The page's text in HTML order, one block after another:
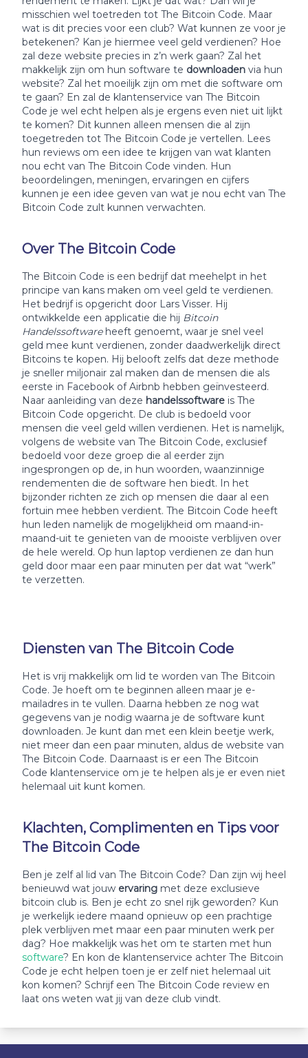
misschien wel toetreden tot The Bitcoin Code. Maar
wat is dit precies voor een club? Wat kunnen ze voor je
betekenen? Kan je hiermee veel geld verdienen? Hoe
zal deze website precies in z’n werk gaan? Zal het
makkelijk zijn om hun software te downloaden via hun
website? Zal het moeilijk zijn om met die software om
te gaan? En zal de klantenservice van The Bitcoin
Code je wel echt helpen als je ergens even niet uit lijkt
te komen? Dit kunnen alleen mensen die al zijn
toegetreden tot The Bitcoin Code je vertellen. Lees
hun reviews om een idee te krijgen van wat klanten
nou echt van The Bitcoin Code vinden. Hun
beoordelingen, meningen, ervaringen en cijfers
kunnen je een idee geven van wat je nou echt van The
Bitcoin Code zult kunnen verwachten.
Over The Bitcoin Code
The Bitcoin Code is een bedrijf dat meehelpt in het
principe van kans maken om veel geld te verdienen.
Het bedrijf is opgericht door Lars Visser. Hij
ontwikkelde een applicatie die hij Bitcoin
Handelssoftwareheeft genoemt, waar je snel veel
geld mee kunt verdienen, zonder daadwerkelijk direct
Bitcoins te kopen. Hij belooft zelfs dat deze methode
je sneller miljonair zal maken dan de mensen die als
eerste in Facebook of Airbnb hebben geïnvesteerd.
Naar aanleiding van deze handelssoftware is The
Bitcoin Code opgericht. De club is bedoeld voor
mensen die veel geld willen verdienen. Het is namelijk,
volgens de website van The Bitcoin Code, exclusief
bedoeld voor deze groep die al eerder zijn
ingesprongen op de, in hun woorden, waanzinnige
rendementen die de software hen biedt. In het
bijzonder richten ze zich op mensen die daar al een
fortuin mee hebben verdient. The Bitcoin Code heeft
hun leden namelijk de mogelijkheid om maand-in-
maand-uit te genieten van de mooiste verblijven over
de hele wereld. Op hun laptop verdienen ze dan hun
geld door maar een paar minuten per dat wat “werk”
te verzetten.
Diensten van The Bitcoin Code
Het is vrij makkelijk om lid te worden van The Bitcoin
Code. Je hoeft om te beginnen alleen maar je e-
mailadres in te vullen. Daarna hebben ze nog wat
gegevens van je nodig waarna je de software kunt
downloaden. Je kunt dan met een klein beetje werk,
niet meer dan een paar minuten, aldus de website van
The Bitcoin Code. Daarnaast is er een The Bitcoin
Code klantenservice om je te helpen als je er even niet
helemaal uit kunt komen.
Klachten, Complimenten en Tips voor
The Bitcoin Code
Ben je zelf al lid van The Bitcoin Code? Dan zijn wij heel
benieuwd wat jouw ervaring met deze exclusieve
bitcoin club is. Ben je echt zo snel rijk geworden? Kun
je werkelijk iedere maand opnieuw op een prachtige
plek verblijven met maar een paar minuten werk per
dag? Hoe makkelijk was het om te starten met hun
software? En kon de klantenservice achter The Bitcoin
Code je echt helpen toen je er zelf niet helemaal uit
kon komen? Schrijf een The Bitcoin Code review en
laat ons weten wat jij van deze club vindt.